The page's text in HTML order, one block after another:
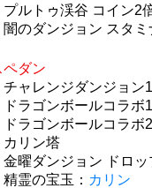
プルトゥ渓谷 コイン2
闇のダンジョン スタミ
ペダン
チャレンジダンジョン
ドラゴンボールコラボ
ドラゴンボールコラボ
カリン塔
金曜ダンジョン ドロッ
精霊の宝玉： カリン